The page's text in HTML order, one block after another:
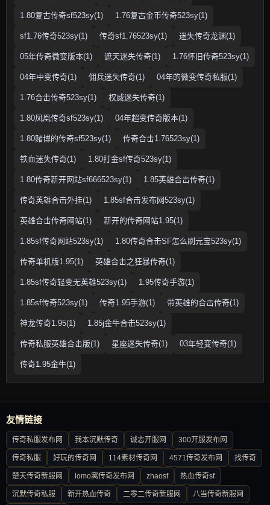
1.80复古传奇sf523sy(1) 1.76复古金币传奇523sy(1)
sf1.76传奇523sy(1) 传奇sf1.76523sy(1) 迷失传奇龙渊(1)
05年传奇微变版本(1) 遮天迷失传奇(1) 1.76怀旧传奇523sy(1)
04年中变传奇(1) 佣兵迷失传奇(1) 04年的微变传奇私服(1)
1.76合击传奇523sy(1) 权威迷失传奇(1)
1.80凤凰传奇sf523sy(1) 04年超变传奇版本(1)
1.80赌博的传奇sf523sy(1) 传奇合击1.76523sy(1)
铁血迷失传奇(1) 1.80打金sf传奇523sy(1)
1.80传奇新开网站sf666523sy(1) 1.85英雄合击传奇(1)
传奇英雄合击外挂(1) 1.85sf合击发布网523sy(1)
英雄合击传奇网站(1) 新开的传奇网站1.95(1)
1.85sf传奇网站523sy(1) 1.80传奇合击SF怎么刷元宝523sy(1)
传奇单机版1.95(1) 英雄合击之狂暴传奇(1)
1.85sf传奇轻变无英雄523sy(1) 1.95传奇手游(1)
1.85sf传奇523sy(1) 传奇1.95手游(1) 带英雄的合击传奇(1)
神龙传奇1.95(1) 1.85j金牛合击523sy(1)
传奇私服英雄合击版(1) 星座迷失传奇(1) 03年轻变传奇(1)
传奇1.95金牛(1)
友情链接
传奇私服发布网 我本沉默传奇 诚志开服网 300开服发布网
传奇私服 好玩的传奇网 114素材传奇网 4571传奇发布网 找传奇
楚天传奇新服网 lomo窝传奇发布网 zhaosf 热血传奇sf
沉默传奇私服 新开热血传奇 二零二传奇新服网 八当传奇新服网